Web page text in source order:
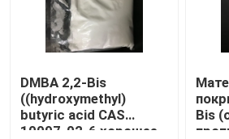
DMBA 2,2-Bis
((hydroxymethyl)
butyric acid CAS
10097-02-6 хорошее
Bis